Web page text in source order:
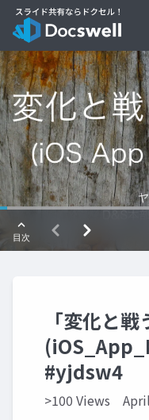
「変化と
#yjdsw4
>100 Views